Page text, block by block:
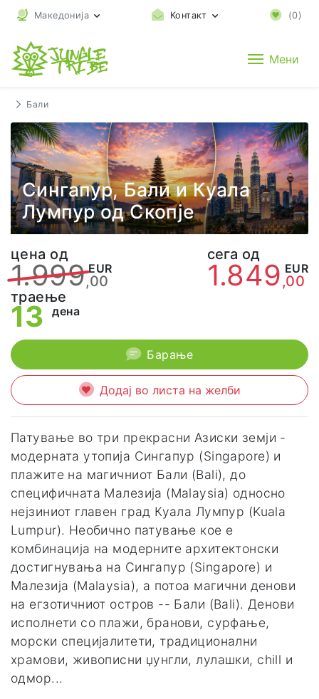
Македонија Контакт (0)
Мени
Бали
Сингапур, Бали и Куала
Лумпур од Скопје
цена од
1.999 EUR
,00
сега од
1.849 EUR
,00
траење
13 дена
Барање
Додај во листа на желби
Патување во три прекрасни Азиски земји -
модерната утопија Сингапур (Singapore) и
плажите на магичниот Бали (Bali), до
специфичната Малезија (Malaysia) односно
нејзиниот главен град Куала Лумпур (Kuala
Lumpur). Необично патување кое е
комбинација на модерните архитектонски
достигнувања на Сингапур (Singapore) и
Малезија (Malaysia), а потоа магични денови
на егзотичниот остров -- Бали (Bali). Денови
исполнети со плажи, бранови, сурфање,
морски специјалитети, традиционални
храмови, живописни џунгли, лулашки, chill и
одмор...